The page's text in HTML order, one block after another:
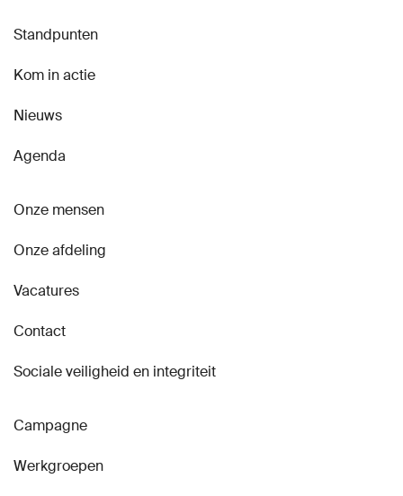
Standpunten
Kom in actie
Nieuws
Agenda
Onze mensen
Onze afdeling
Vacatures
Contact
Sociale veiligheid en integriteit
Campagne
Werkgroepen